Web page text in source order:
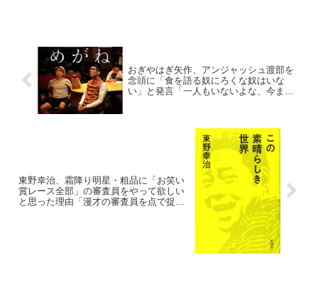
おぎやはぎ矢作、アンジャッシュ渡部を
念頭に「食を語る奴にろくな奴はいな
い」と発言「一人もいないよな、今ま
東野幸治、霜降り明星・粗品に「お笑い
賞レース全部」の審査員をやって欲しい
と思った理由「漫才の審査員を点で捉え